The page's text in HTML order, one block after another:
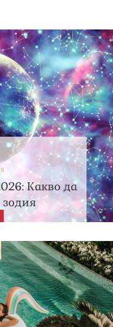
Какво да
зодия